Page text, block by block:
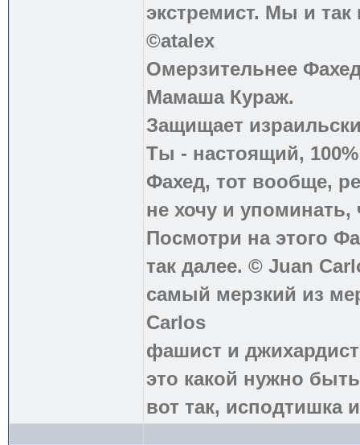
экстремист. Мы и
©atalex
Омерзительнее
Мамаша Кураж.
Защищает
Ты - настоящий,
Фахед, тот вообще,
не хочу и
Посмотри на этого
так далее. © Juan
самый мерзкий из
Carlos
фашист и
это какой нужно
вот так, исподтишка